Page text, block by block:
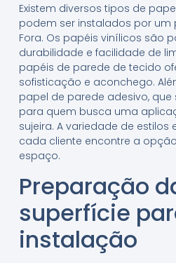
Existem diversos tipos de
podem ser instalados por um
Fora. Os papéis vinílicos são
durabilidade e facilidade de
papéis de parede de tecido
sofisticação e aconchego.
papel de parede adesivo,
para quem busca uma
sujeira. A variedade de
cada cliente encontre a
espaço.
Preparação
superfície
instalação